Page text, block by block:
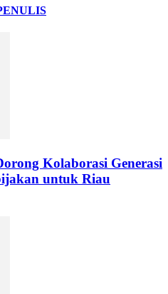
Kolaborasi Generasi
untuk Riau